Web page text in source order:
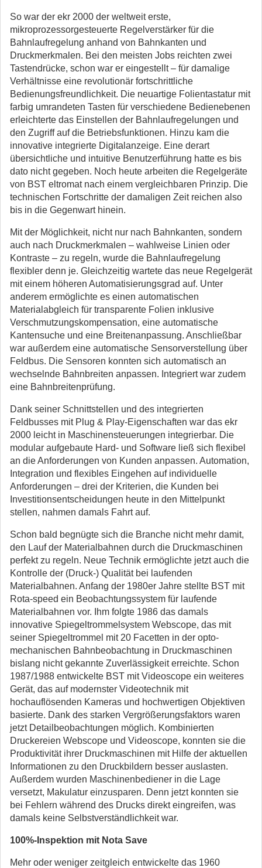
So war der ekr 2000 der weltweit erste,
mikroprozessorgesteuerte Regelverstärker für die
Bahnlaufregelung anhand von Bahnkanten und
Druckmerkmalen. Bei den meisten Jobs reichten zwei
Tastendrücke, schon war er eingestellt – für damalige
Verhältnisse eine revolutionär fortschrittliche
Bedienungsfreundlichkeit. Die neuartige Folientastatur mit
farbig umrandeten Tasten für verschiedene Bedienebenen
erleichterte das Einstellen der Bahnlaufregelungen und
den Zugriff auf die Betriebsfunktionen. Hinzu kam die
innovative integrierte Digitalanzeige. Eine derart
übersichtliche und intuitive Benutzerführung hatte es bis
dato nicht gegeben. Noch heute arbeiten die Regelgeräte
von BST eltromat nach einem vergleichbaren Prinzip. Die
technischen Fortschritte der damaligen Zeit reichen also
bis in die Gegenwart hinein.
Mit der Möglichkeit, nicht nur nach Bahnkanten, sondern
auch nach Druckmerkmalen – wahlweise Linien oder
Kontraste – zu regeln, wurde die Bahnlaufregelung
flexibler denn je. Gleichzeitig wartete das neue Regelgerät
mit einem höheren Automatisierungsgrad auf. Unter
anderem ermöglichte es einen automatischen
Materialabgleich für transparente Folien inklusive
Verschmutzungskompensation, eine automatische
Kantensuche und eine Breitenanpassung. Anschließbar
war außerdem eine automatische Sensorverstellung über
Feldbus. Die Sensoren konnten sich automatisch an
wechselnde Bahnbreiten anpassen. Integriert war zudem
eine Bahnbreitenprüfung.
Dank seiner Schnittstellen und des integrierten
Feldbusses mit Plug & Play-Eigenschaften war das ekr
2000 leicht in Maschinensteuerungen integrierbar. Die
modular aufgebaute Hard- und Software ließ sich flexibel
an die Anforderungen von Kunden anpassen. Automation,
Integration und flexibles Eingehen auf individuelle
Anforderungen – drei der Kriterien, die Kunden bei
Investitionsentscheidungen heute in den Mittelpunkt
stellen, nahmen damals Fahrt auf.
Schon bald begnügte sich die Branche nicht mehr damit,
den Lauf der Materialbahnen durch die Druckmaschinen
perfekt zu regeln. Neue Technik ermöglichte jetzt auch die
Kontrolle der (Druck-) Qualität bei laufenden
Materialbahnen. Anfang der 1980er Jahre stellte BST mit
Rota-speed ein Beobachtungssystem für laufende
Materialbahnen vor. Ihm folgte 1986 das damals
innovative Spiegeltrommelsystem Webscope, das mit
seiner Spiegeltrommel mit 20 Facetten in der opto-
mechanischen Bahnbeobachtung in Druckmaschinen
bislang nicht gekannte Zuverlässigkeit erreichte. Schon
1987/1988 entwickelte BST mit Videoscope ein weiteres
Gerät, das auf modernster Videotechnik mit
hochauflösenden Kameras und hochwertigen Objektiven
basierte. Dank des starken Vergrößerungsfaktors waren
jetzt Detailbeobachtungen möglich. Kombinierten
Druckereien Webscope und Videoscope, konnten sie die
Produktivität ihrer Druckmaschinen mit Hilfe der aktuellen
Informationen zu den Druckbildern besser auslasten.
Außerdem wurden Maschinenbediener in die Lage
versetzt, Makulatur einzusparen. Denn jetzt konnten sie
bei Fehlern während des Drucks direkt eingreifen, was
damals keine Selbstverständlichkeit war.
100%-Inspektion mit Nota Save
Mehr oder weniger zeitgleich entwickelte das 1960